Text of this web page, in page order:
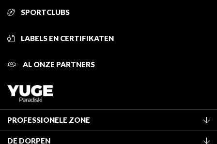
SPORTCLUBS
LABELS EN CERTIFIKATEN
AL ONZE PARTNERS
PROFESSIONELE ZONE
DE DORPEN